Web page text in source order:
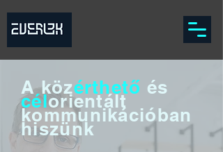
A közérthető és
célorientált
kommunikációban
hiszünk